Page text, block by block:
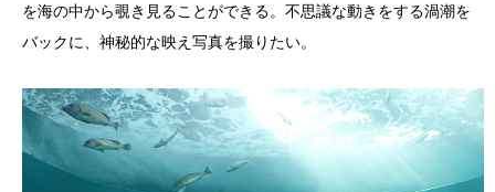
を海の中から覗き見ることができる。不思議な動きをする渦潮を
バックに、神秘的な映え写真を撮りたい。